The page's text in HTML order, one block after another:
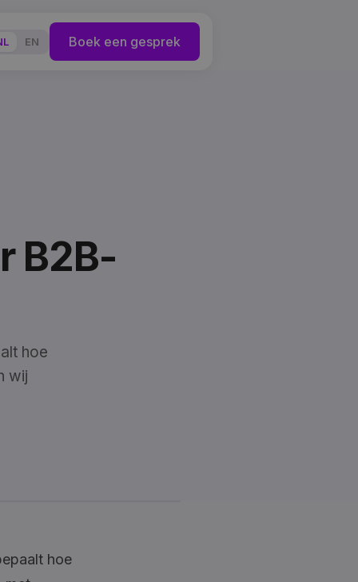
EN Boek een gesprek
B2B-
hoe
wij
hoe